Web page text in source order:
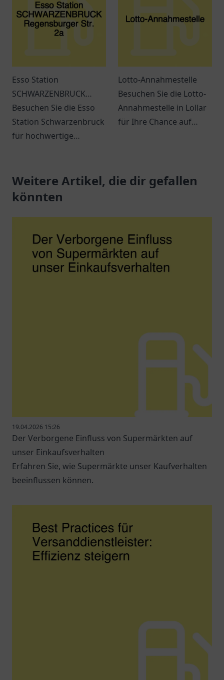
Esso Station
SCHWARZENBRUCK
Regensburger Str. 2a
Besuchen Sie die Esso
Station Schwarzenbruck
für hochwertige
Immer beste Qualität in
der Nähe!
Lotto-Annahmestelle
Besuchen Sie die Lotto-
Annahmestelle in Lollar
für Ihre Chance auf
Träume.
Weitere Artikel, die dir gefallen
könnten
19.04.2026 15:26
Der Verborgene Einfluss von Supermärkten auf
unser Einkaufsverhalten
Erfahren Sie, wie Supermärkte unser Kaufverhalten
beeinflussen können.